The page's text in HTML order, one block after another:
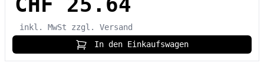
inkl. MwSt
zzgl. Versand
In den Einkaufswagen